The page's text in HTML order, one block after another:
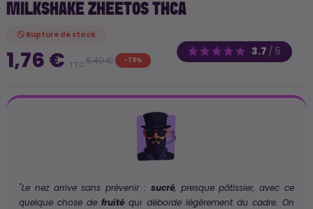
MILKSHAKE ZHEETOS THCA
3.7 / 5
Rupture de stock
1,76 € TTC 8,40 € -79%
"Le nez arrive sans prévenir : sucré, presque pâtissier, avec ce
quelque chose defruité qui déborde légèrement du cadre. On